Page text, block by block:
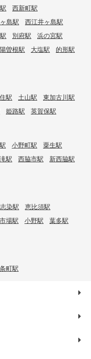
西新町駅
島駅
西江井ヶ島駅
別府駅
浜の宮駅
曽根駅 大塩駅
的形駅
駅 土山駅
東加古川駅
姫路駅 英賀保駅
小野町駅
粟生駅
滝駅 西脇市駅
新西脇駅
志染駅
恵比須駅
市場駅 小野駅
葉多駅
町駅